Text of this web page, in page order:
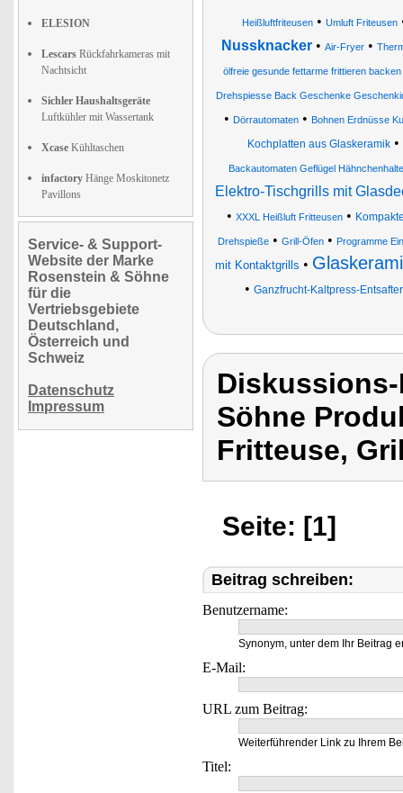
ELESION
Lescars Rückfahrkameras mit
Nachtsicht
Sichler Haushaltsgeräte
Luftkühler mit Wassertank
Xcase Kühltaschen
infactory Hänge Moskitonetz
Pavillons
Service- & Support-
Website der Marke
Rosenstein & Söhne
für die
Vertriebsgebiete
Deutschland,
Österreich und
Schweiz
Datenschutz
Impressum
Heißluftfriteusen• Umluft Friteusen
Nussknacker• Air-Fryer•
ölfreie gesunde fettarme frittieren
Drehspiesse Back Geschenke
• Dörrautomaten • Bohnen Erdnüsse
Kochplatten aus Glaskeramik •
Backautomaten Geflügel
Elektro-Tischgrills mit
• XXXL Heißluft Fritteusen •
Drehspieße• Grill-Öfen• Programme
mit Kontaktgrills •
• Ganzfrucht-Kaltpress-
Söhne
Fritteuse,
Seite: [1]
Beitrag schreiben:
Benutzername:
Synonym, unter dem Ihr Beitrag
E-Mail:
URL zum Beitrag:
Weiterführender Link zu Ihrem
Titel: